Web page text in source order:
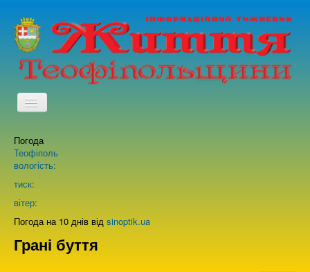
TPL_PROTOSTAR_TOGGLE_MENU
Про нас
Погода
Теофіполь
вологість:
тиск:
вітер:
Погода на 10 днів від sinoptik.ua
Грані буття